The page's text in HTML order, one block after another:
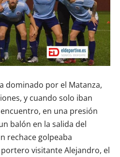
dominado por el Matanza,
y cuando solo iban
en una presión
balón en la salida del
rechace golpeaba
visitante Alejandro, el